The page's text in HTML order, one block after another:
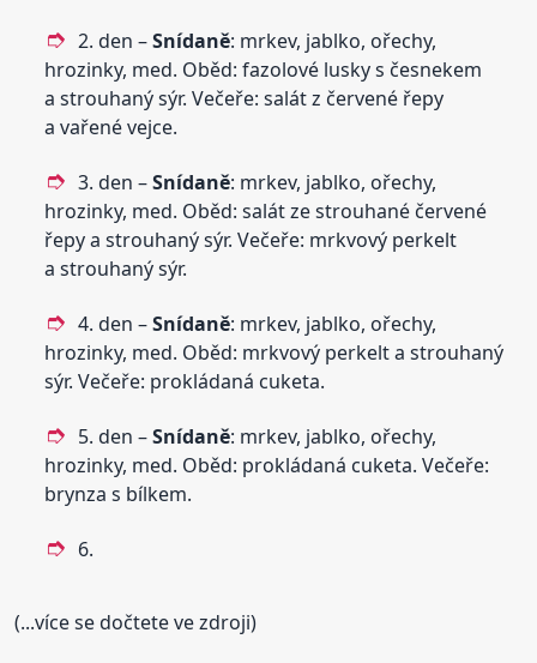
2. den –Snídaně: mrkev, jablko, ořechy,
hrozinky, med. Oběd: fazolové lusky s česnekem
a strouhaný sýr. Večeře: salát z červené řepy
a vařené vejce.
3. den –Snídaně: mrkev, jablko, ořechy,
hrozinky, med. Oběd: salát ze strouhané červené
řepy a strouhaný sýr. Večeře: mrkvový perkelt
a strouhaný sýr.
4. den –Snídaně: mrkev, jablko, ořechy,
hrozinky, med. Oběd: mrkvový perkelt a strouhaný
sýr. Večeře: prokládaná cuketa.
5. den –Snídaně: mrkev, jablko, ořechy,
hrozinky, med. Oběd: prokládaná cuketa. Večeře:
brynza s bílkem.
6.
(...více se dočtete ve zdroji)